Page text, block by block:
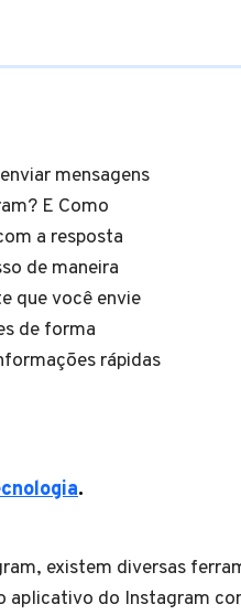
mensagens
E Como
a resposta
de maneira
que você envie
de forma
rápidas
.
existem diversas
aplicativo do Instagram